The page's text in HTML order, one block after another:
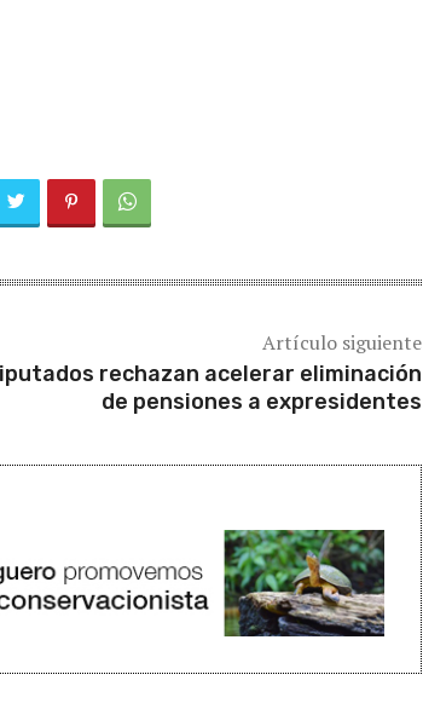
Artículo siguiente
rechazan acelerar eliminación
de pensiones a expresidentes